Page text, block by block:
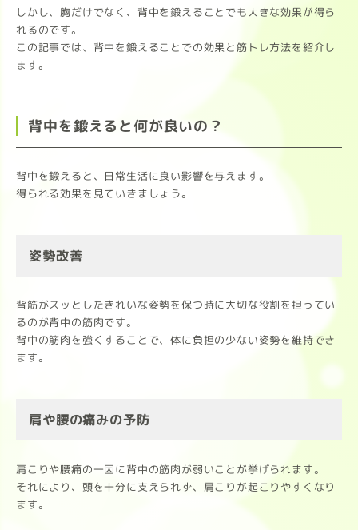
しかし、胸だけでなく、背中を鍛えることでも大きな効果が得ら
れるのです。
この記事では、背中を鍛えることでの効果と筋トレ方法を紹介し
ます。
背中を鍛えると何が良いの？
背中を鍛えると、日常生活に良い影響を与えます。
得られる効果を見ていきましょう。
姿勢改善
背筋がスッとしたきれいな姿勢を保つ時に大切な役割を担ってい
るのが背中の筋肉です。
背中の筋肉を強くすることで、体に負担の少ない姿勢を維持でき
ます。
肩や腰の痛みの予防
肩こりや腰痛の一因に背中の筋肉が弱いことが挙げられます。
それにより、頭を十分に支えられず、肩こりが起こりやすくなり
ます。